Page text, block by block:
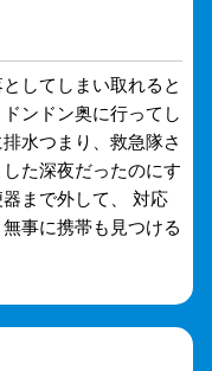
してしまい取れると
ンドン奥に行ってし
水つまり、救急隊さ
た深夜だったのにす
まで外して、 対応
事に携帯も見つける